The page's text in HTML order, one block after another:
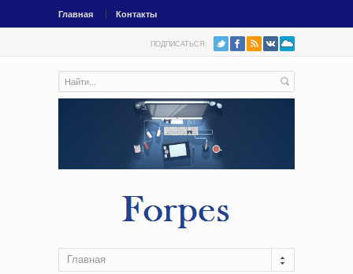
Главная Контакты
ПОДПИСАТЬСЯ:
Главная